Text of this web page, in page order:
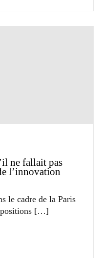
ne fallait pas
l’innovation
le cadre de la Paris